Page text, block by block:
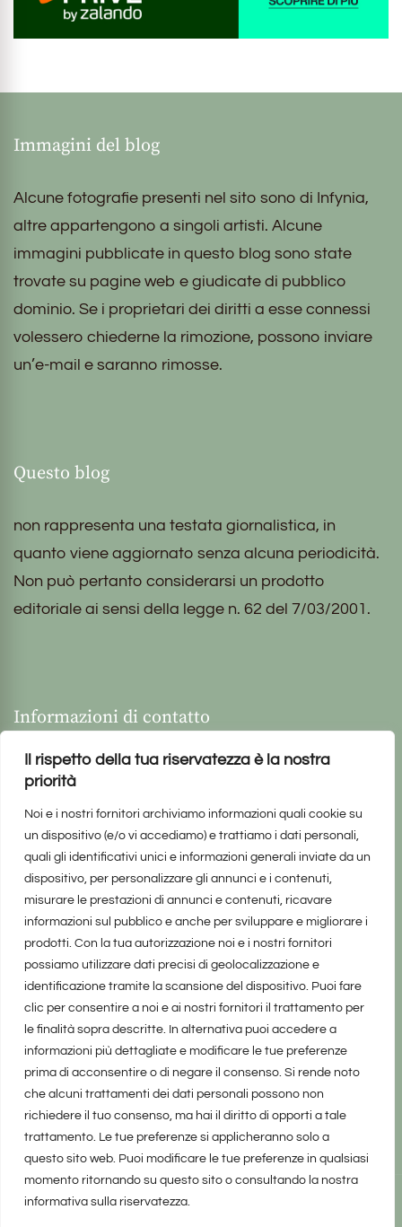
Il rispetto della tua riservatezza è la nostra
priorità
Noi e i nostri fornitori archiviamo informazioni quali cookie su
un dispositivo (e/o vi accediamo) e trattiamo i dati personali,
quali gli identificativi unici e informazioni generali inviate da un
dispositivo, per personalizzare gli annunci e i contenuti,
misurare le prestazioni di annunci e contenuti, ricavare
informazioni sul pubblico e anche per sviluppare e migliorare i
prodotti. Con la tua autorizzazione noi e i nostri fornitori
possiamo utilizzare dati precisi di geolocalizzazione e
identificazione tramite la scansione del dispositivo. Puoi fare
clic per consentire a noi e ai nostri fornitori il trattamento per
le finalità sopra descritte. In alternativa puoi accedere a
informazioni più dettagliate e modificare le tue preferenze
prima di acconsentire o di negare il consenso. Si rende noto
che alcuni trattamenti dei dati personali possono non
richiedere il tuo consenso, ma hai il diritto di opporti a tale
trattamento. Le tue preferenze si applicheranno solo a
questo sito web. Puoi modificare le tue preferenze in qualsiasi
momento ritornando su questo sito o consultando la nostra
informativa sulla riservatezza.
Immagini del blog
Alcune fotografie presenti nel sito sono di Infynia,
altre appartengono a singoli artisti. Alcune
immagini pubblicate in questo blog sono state
trovate su pagine web e giudicate di pubblico
dominio. Se i proprietari dei diritti a esse connessi
volessero chiederne la rimozione, possono inviare
un’e-mail e saranno rimosse.
Questo blog
non rappresenta una testata giornalistica, in
quanto viene aggiornato senza alcuna periodicità.
Non può pertanto considerarsi un prodotto
editoriale ai sensi della legge n. 62 del 7/03/2001.
Informazioni di contatto
realizzato da Marina Galatioto©2025 tutti i diritti riservati -